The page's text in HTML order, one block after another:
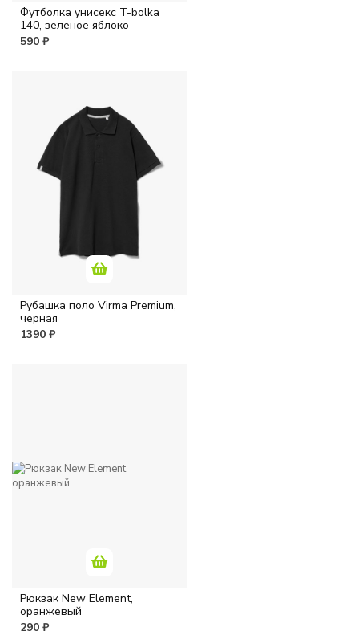
Футболка унисекс T-bolka
140, зеленое яблоко
590 ₽
Рубашка поло Virma Premium,
черная
1390 ₽
Рюкзак New Element,
оранжевый
290 ₽